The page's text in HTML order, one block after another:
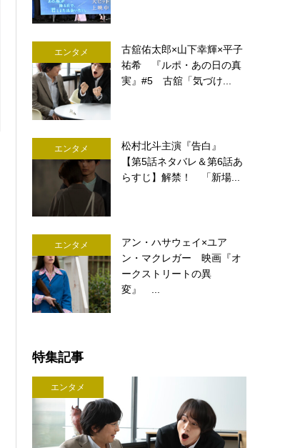
エンタメ
古舘佑太郎×山下幸輝×平子
祐希 『ルポ・あの日の真
実』#5 古舘「気づけ...
エンタメ
松村北斗主演『告白』
【第5話ネタバレ＆第6話あ
らすじ】解禁！ 「新場...
エンタメ
アン・ハサウェイ×ユア
ン・マクレガー 映画『オ
ークストリートの異
変』 ...
特集記事
エンタメ